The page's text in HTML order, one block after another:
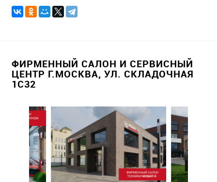
ФИРМЕННЫЙ САЛОН И СЕРВИСНЫЙ
ЦЕНТР Г.МОСКВА, УЛ. СКЛАДОЧНАЯ
1С32